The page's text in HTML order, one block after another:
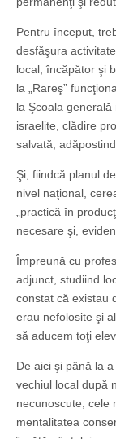
Pentru început,
desfăşura
local, încăpător şi
la „Rareş”
la Şcoala
israelite, clădire
salvată,
Şi, fiindcă planul
nivel naţional,
„practică în
necesare şi,
Împreună cu
adjunct, studiind
constat că existau
erau nefolosite şi
să aducem toţi
De aici şi până la
vechiul local după
necunoscute, cele
mentalitatea